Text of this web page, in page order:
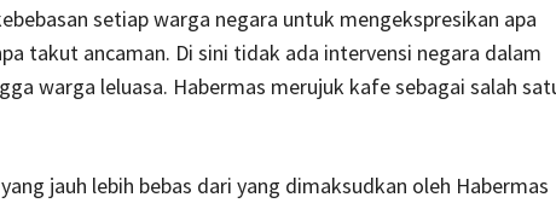
setiap warga negara untuk mengekspresikan apa
takut ancaman. Di sini tidak ada intervensi negara dalam
warga leluasa. Habermas merujuk kafe sebagai salah
jauh lebih bebas dari yang dimaksudkan oleh Habermas